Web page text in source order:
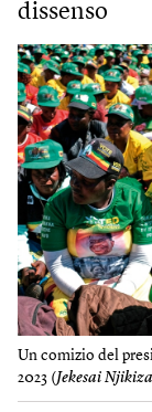
dissenso
Un comizio del
2023 (Jekesai